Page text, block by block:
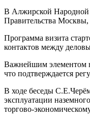
В Алжирской Народной
Правительства
Программа визита
контактов между
Важнейшим элементом
что подтверждается
В ходе беседы
эксплуатации
торгово-